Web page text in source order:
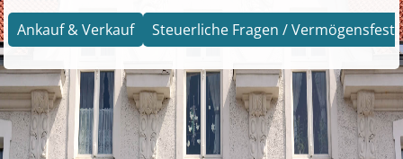
Ankauf & Verkauf Steuerliche Fragen /